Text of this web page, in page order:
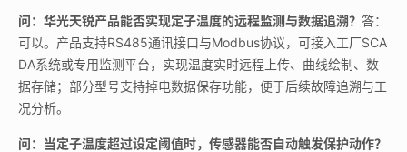
问：华光天锐产品能否实现定子温度的远程监测与数据追溯？ 答：
可以。产品支持RS485通讯接口与Modbus协议，可接入工厂SCA
DA系统或专用监测平台，实现温度实时远程上传、曲线绘制、数
据存储；部分型号支持掉电数据保存功能，便于后续故障追溯与工
况分析。
问：当定子温度超过设定阈值时，传感器能否自动触发保护动作？